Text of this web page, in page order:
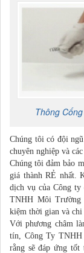
Thông
Chúng tôi có đội
chuyên nghiệp và
Chúng tôi đảm bảo
giá thành RẺ nhất.
dịch vụ của Công ty
TNHH Môi Trường
kiệm thời gian và chi
Với phương châm
tín, Công Ty
rằng sẽ đáp ứng tốt